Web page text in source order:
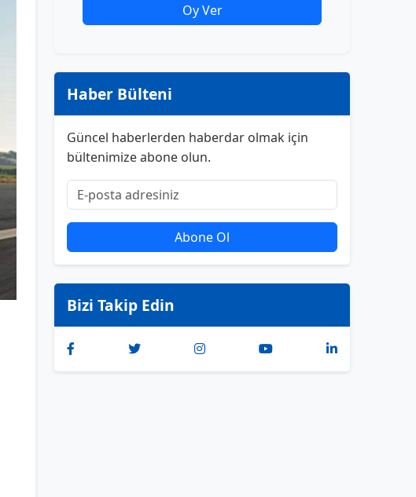
Oy Ver
Haber Bülteni
Güncel haberlerden haberdar olmak için
bültenimize abone olun.
Abone Ol
Bizi Takip Edin